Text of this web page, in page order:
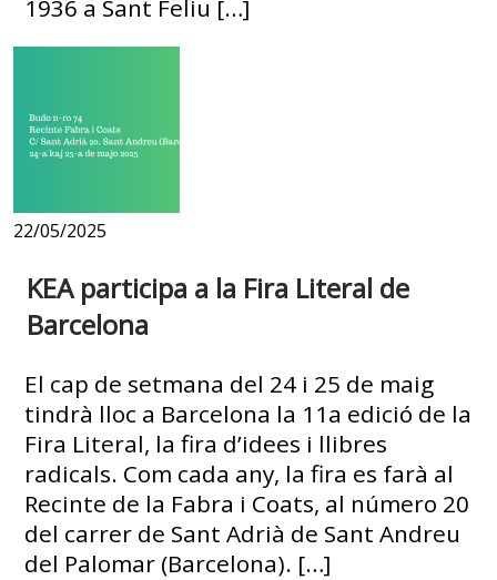
1936 a Sant Feliu […]
22/05/2025
KEA participa a la Fira Literal de
Barcelona
El cap de setmana del 24 i 25 de maig
tindrà lloc a Barcelona la 11a edició de la
Fira Literal, la fira d’idees i llibres
radicals. Com cada any, la fira es farà al
Recinte de la Fabra i Coats, al número 20
del carrer de Sant Adrià de Sant Andreu
del Palomar (Barcelona). […]